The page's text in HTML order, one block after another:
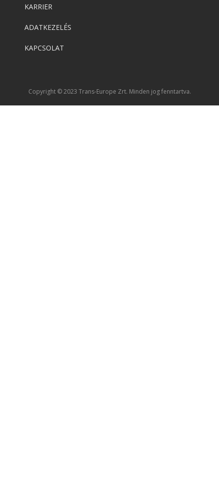
KARRIER
ADATKEZELÉS
KAPCSOLAT
Copyright © 2023 Trans-Europe Zrt. Minden jog fenntartva.